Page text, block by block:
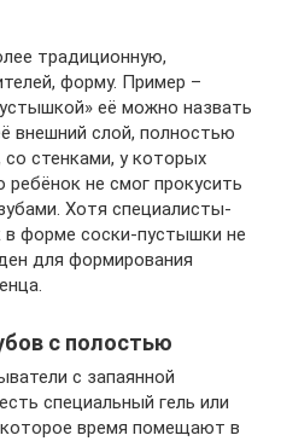
традиционную,
форму. Пример –
её можно назвать
внешний слой, полностью
стенками, у которых
не смог прокусить
Хотя специалисты-
форме соски-пустышки не
для формирования
с полостью
с запаянной
специальный гель или
время помещают в